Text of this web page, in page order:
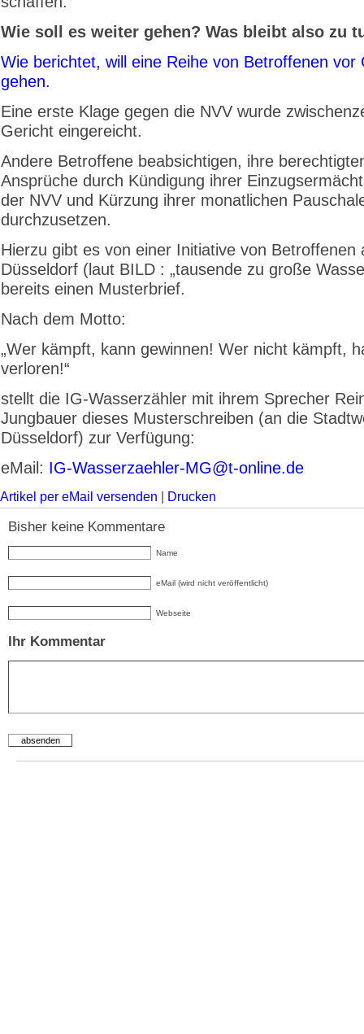
Wie soll es weiter gehen? Was bleibt also zu
Wie berichtet, will eine Reihe von Betroffenen vor
gehen.
Eine erste Klage gegen die NVV wurde
Gericht eingereicht.
Andere Betroffene beabsichtigen, ihre
Ansprüche durch Kündigung ihrer
der NVV und Kürzung ihrer monatlichen
durchzusetzen.
Hierzu gibt es von einer Initiative von Betroffenen
Düsseldorf (laut BILD : „tausende zu große
bereits einen Musterbrief.
Nach dem Motto:
„Wer kämpft, kann gewinnen! Wer nicht kämpft,
verloren!“
stellt die IG-Wasserzähler mit ihrem Sprecher
Jungbauer dieses Musterschreiben (an die
Düsseldorf) zur Verfügung:
eMail: IG-Wasserzaehler-MG@t-online.de
Artikel per eMail versenden Drucken
Bisher keine Kommentare
Name
eMail (wird nicht veröffentlicht)
Webseite
Ihr Kommentar